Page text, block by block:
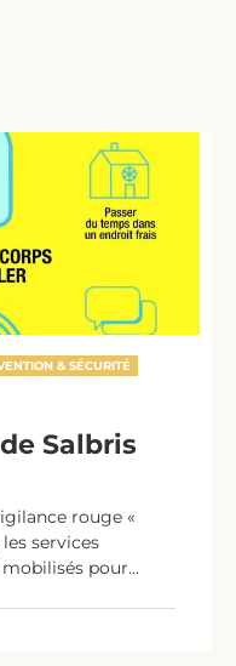
& SÉCURITÉ
Salbris
rouge «
services
pour...